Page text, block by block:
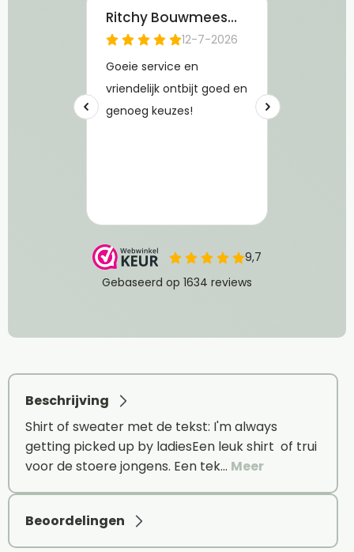
Beschrijving
Shirt of sweater met de tekst: I'm always
getting picked up by ladiesEen leuk shirt of trui
voor de stoere jongens. Een tek… Meer
Beoordelingen